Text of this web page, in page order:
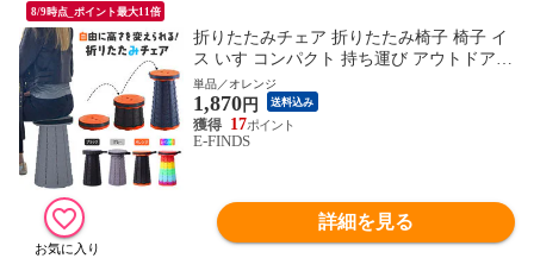
8/9時点_ポイント最大11倍
折りたたみチェア 折りたたみ椅子 椅子 イ
ス いす コンパクト 持ち運び アウトドア
キャンプ 折り畳み チェア 携帯 ミニ 小さ
い 伸縮 ポータブル 屋外 スツール おしゃ
れ カラフル 釣り 台 踏み台 イベント バー
ベキュー フェス 旅行 軽量 軽い BBQ スポ
単品／オレンジ
1,870円 送料込み
17
E-FINDS
詳細を見る